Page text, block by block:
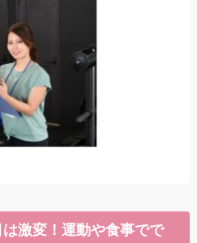
激変！運動や食事でで